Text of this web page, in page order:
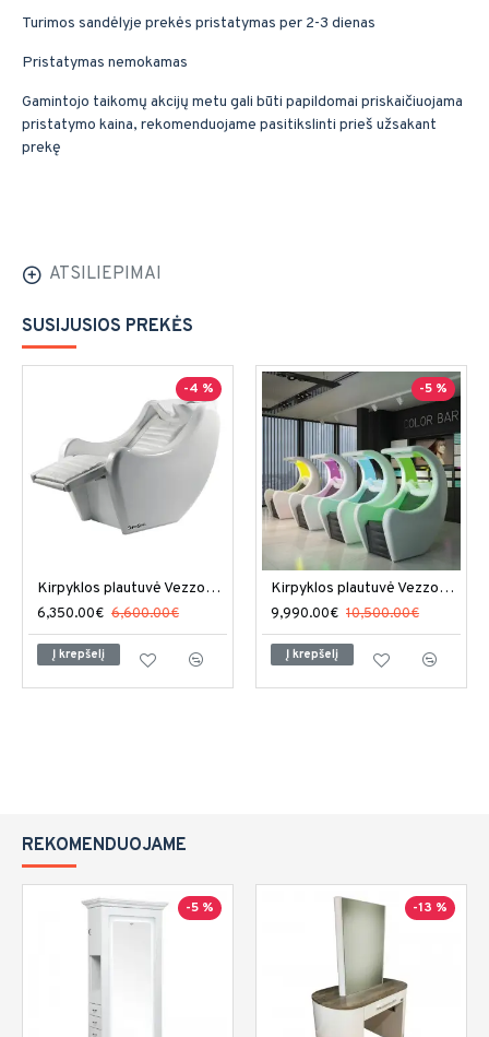
Turimos sandėlyje prekės pristatymas per 2-3 dienas
Pristatymas nemokamas
Gamintojo taikomų akcijų metu gali būti papildomai priskaičiuojama
pristatymo kaina, rekomenduojame pasitikslinti prieš užsakant
prekę
ATSILIEPIMAI
SUSIJUSIOS PREKĖS
-4 %
Kirpyklos plautuvė Vezzosi Supersonik
6,350.00€ 6,600.00€
Į krepšelį
-5 %
Kirpyklos plautuvė Vezzosi Supersonik Colour
9,990.00€ 10,500.00€
Į krepšelį
REKOMENDUOJAME
-5 % -13 %